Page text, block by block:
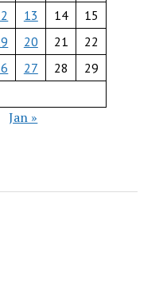
13 14
15
20 21
22
27 28
29
Jan »